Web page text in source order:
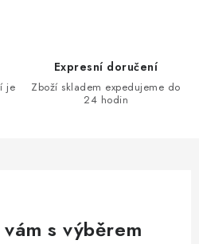
je
Expresní doručení
Zboží skladem expedujeme do
24 hodin
s výběrem